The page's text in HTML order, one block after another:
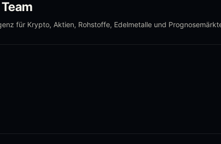
für Krypto, Aktien, Rohstoffe, Edelmetalle und